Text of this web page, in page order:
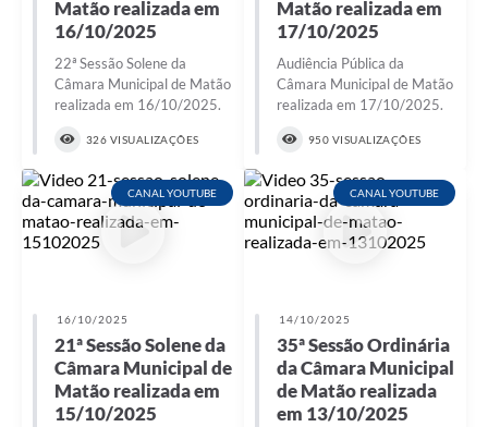
Matão realizada em
16/10/2025
22ª Sessão Solene da
Câmara Municipal de Matão
realizada em 16/10/2025.
326 VISUALIZAÇÕES
Matão realizada em
17/10/2025
Audiência Pública da
Câmara Municipal de Matão
realizada em 17/10/2025.
950 VISUALIZAÇÕES
CANAL YOUTUBE
16/10/2025
21ª Sessão Solene da
Câmara Municipal de
Matão realizada em
15/10/2025
CANAL YOUTUBE
14/10/2025
35ª Sessão Ordinária
da Câmara Municipal
de Matão realizada
em 13/10/2025